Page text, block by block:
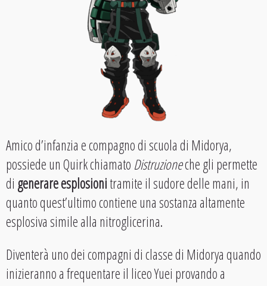
Amico d’infanzia e compagno di scuola di Midorya,
possiede un Quirk chiamato Distruzioneche gli permette
di generare esplosionitramite il sudore delle mani, in
quanto quest’ultimo contiene una sostanza altamente
esplosiva simile alla nitroglicerina.
Diventerà uno dei compagni di classe di Midorya quando
inizieranno a frequentare il liceo Yuei provando a